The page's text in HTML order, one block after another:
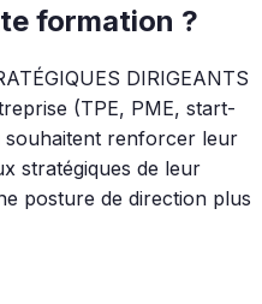
formation ?
DIRIGEANTS
(TPE, PME, start-
souhaitent renforcer leur
stratégiques de leur
posture de direction plus